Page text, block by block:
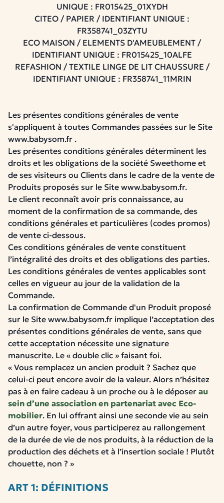
UNIQUE : FR015425_01XYDH
CITEO / PAPIER / IDENTIFIANT UNIQUE :
FR358741_03ZYTU
ECO MAISON / ELEMENTS D'AMEUBLEMENT /
IDENTIFIANT UNIQUE : FR015425_10ALFE
REFASHION / TEXTILE LINGE DE LIT CHAUSSURE /
IDENTIFIANT UNIQUE : FR358741_11MRIN
Les présentes conditions générales de vente
s'appliquent à toutes Commandes passées sur le Site
www.babysom.fr .
Les présentes conditions générales déterminent les
droits et les obligations de la société Sweethome et
de ses visiteurs ou Clients dans le cadre de la vente de
Produits proposés sur le Site www.babysom.fr.
Le client reconnaît avoir pris connaissance, au
moment de la confirmation de sa commande, des
conditions générales et particulières (codes promos)
de vente ci-dessous.
Ces conditions générales de vente constituent
l’intégralité des droits et des obligations des parties.
Les conditions générales de ventes applicables sont
celles en vigueur au jour de la validation de la
Commande.
La confirmation de Commande d'un Produit proposé
sur le Site www.babysom.fr implique l’acceptation des
présentes conditions générales de vente, sans que
cette acceptation nécessite une signature
manuscrite. Le « double clic » faisant foi.
« Vous remplacez un ancien produit ? Sachez que
celui-ci peut encore avoir de la valeur. Alors n’hésitez
pas à en faire cadeau à un proche ou à le déposer au
sein d’une association en partenariat avec Eco-
mobilier. En lui offrant ainsi une seconde vie au sein
d’un autre foyer, vous participerez au rallongement
de la durée de vie de nos produits, à la réduction de la
production des déchets et à l’insertion sociale ! Plutôt
chouette, non ? »
ART 1: DÉFINITIONS